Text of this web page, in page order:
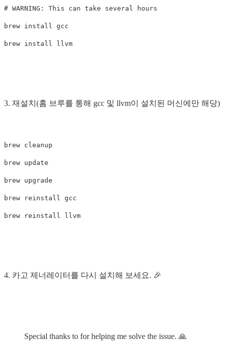
# WARNING: This can take several hours
brew install gcc
brew install
3. 재설치(홈 브루를 통해 gcc 및 llvm이 설치된 머신에만 해당)
brew cleanup
brew update
brew upgrade
brew reinstall gcc
4. 카고 제너레이터를 다시 설치해 보세요. 🎉
Special thanks to for helping me solve the issue. 🙏